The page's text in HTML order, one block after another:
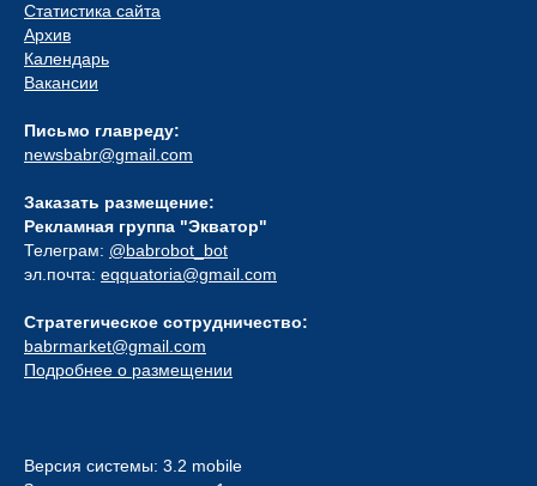
Статистика сайта
Архив
Календарь
Вакансии
Письмо главреду:
newsbabr@gmail.com
Заказать размещение:
Рекламная группа "Экватор"
Телеграм: @babrobot_bot
эл.почта: eqquatoria@gmail.com
Стратегическое сотрудничество:
babrmarket@gmail.com
Подробнее о размещении
Версия системы: 3.2 mobile